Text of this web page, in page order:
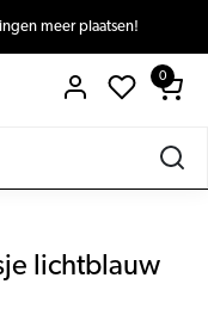
meer plaatsen!
0
lichtblauw